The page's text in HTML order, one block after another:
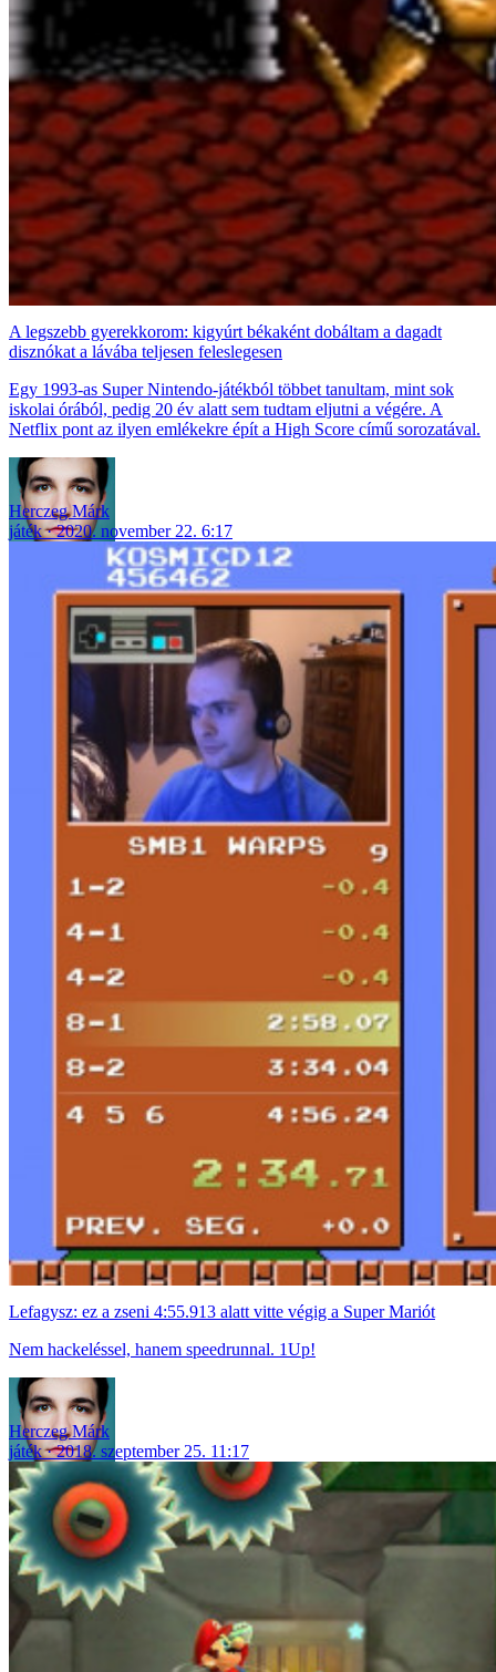
A legszebb gyerekkorom: kigyúrt békaként dobáltam a dagadt
disznókat a lávába teljesen feleslegesen
Egy 1993-as Super Nintendo-játékból többet tanultam, mint sok
iskolai órából, pedig 20 év alatt sem tudtam eljutni a végére. A
Netflix pont az ilyen emlékekre épít a High Score című sorozatával.
Herczeg Márk
játék
2020. november 22. 6:17
Lefagysz: ez a zseni 4:55.913 alatt vitte végig a Super Mariót
Nem hackeléssel, hanem speedrunnal. 1Up!
Herczeg Márk
játék
2018. szeptember 25. 11:17